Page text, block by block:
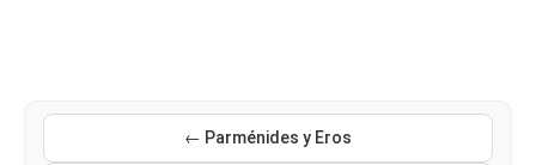
← Parménides y Eros